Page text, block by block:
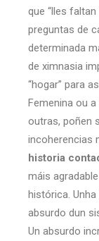
que “lles
preguntas de
determinada
de ximnasia
“hogar” para
Femenina ou
outras, poñen
incoherencias
historia
máis
histórica.
absurdo dun
Un absurdo